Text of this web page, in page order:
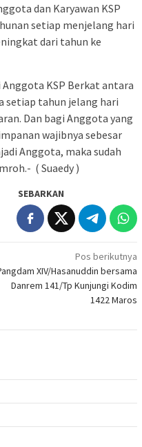
dan Karyawan KSP
setiap menjelang hari
dari tahun ke
KSP Berkat antara
setiap tahun jelang hari
Dan bagi Anggota yang
wajibnya sebesar
Anggota, maka sudah
( Suaedy )
SEBARKAN
Pos berikutnya
XIV/Hasanuddin bersama
Danrem 141/Tp Kunjungi Kodim
1422 Maros